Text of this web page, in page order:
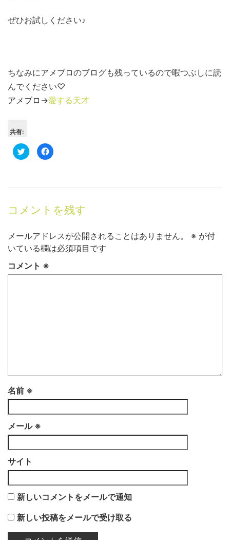
ぜひお試しください♪
ちなみにアメブロのブログも残っているので暇つぶしに読
んでください♡
アメブロ→愛する天才
共有:
ク
リ
有
(新
ィ
ン
ド
ウ
で
開
き
Facebook
で
リ
ッ
く
だ
さ
い
い
コメントを残す
メールアドレスが公開されることはありません。 ※ が付
いている欄は必須項目です
コメント ※
名前 ※
メール ※
サイト
新しいコメントをメールで通知
新しい投稿をメールで受け取る